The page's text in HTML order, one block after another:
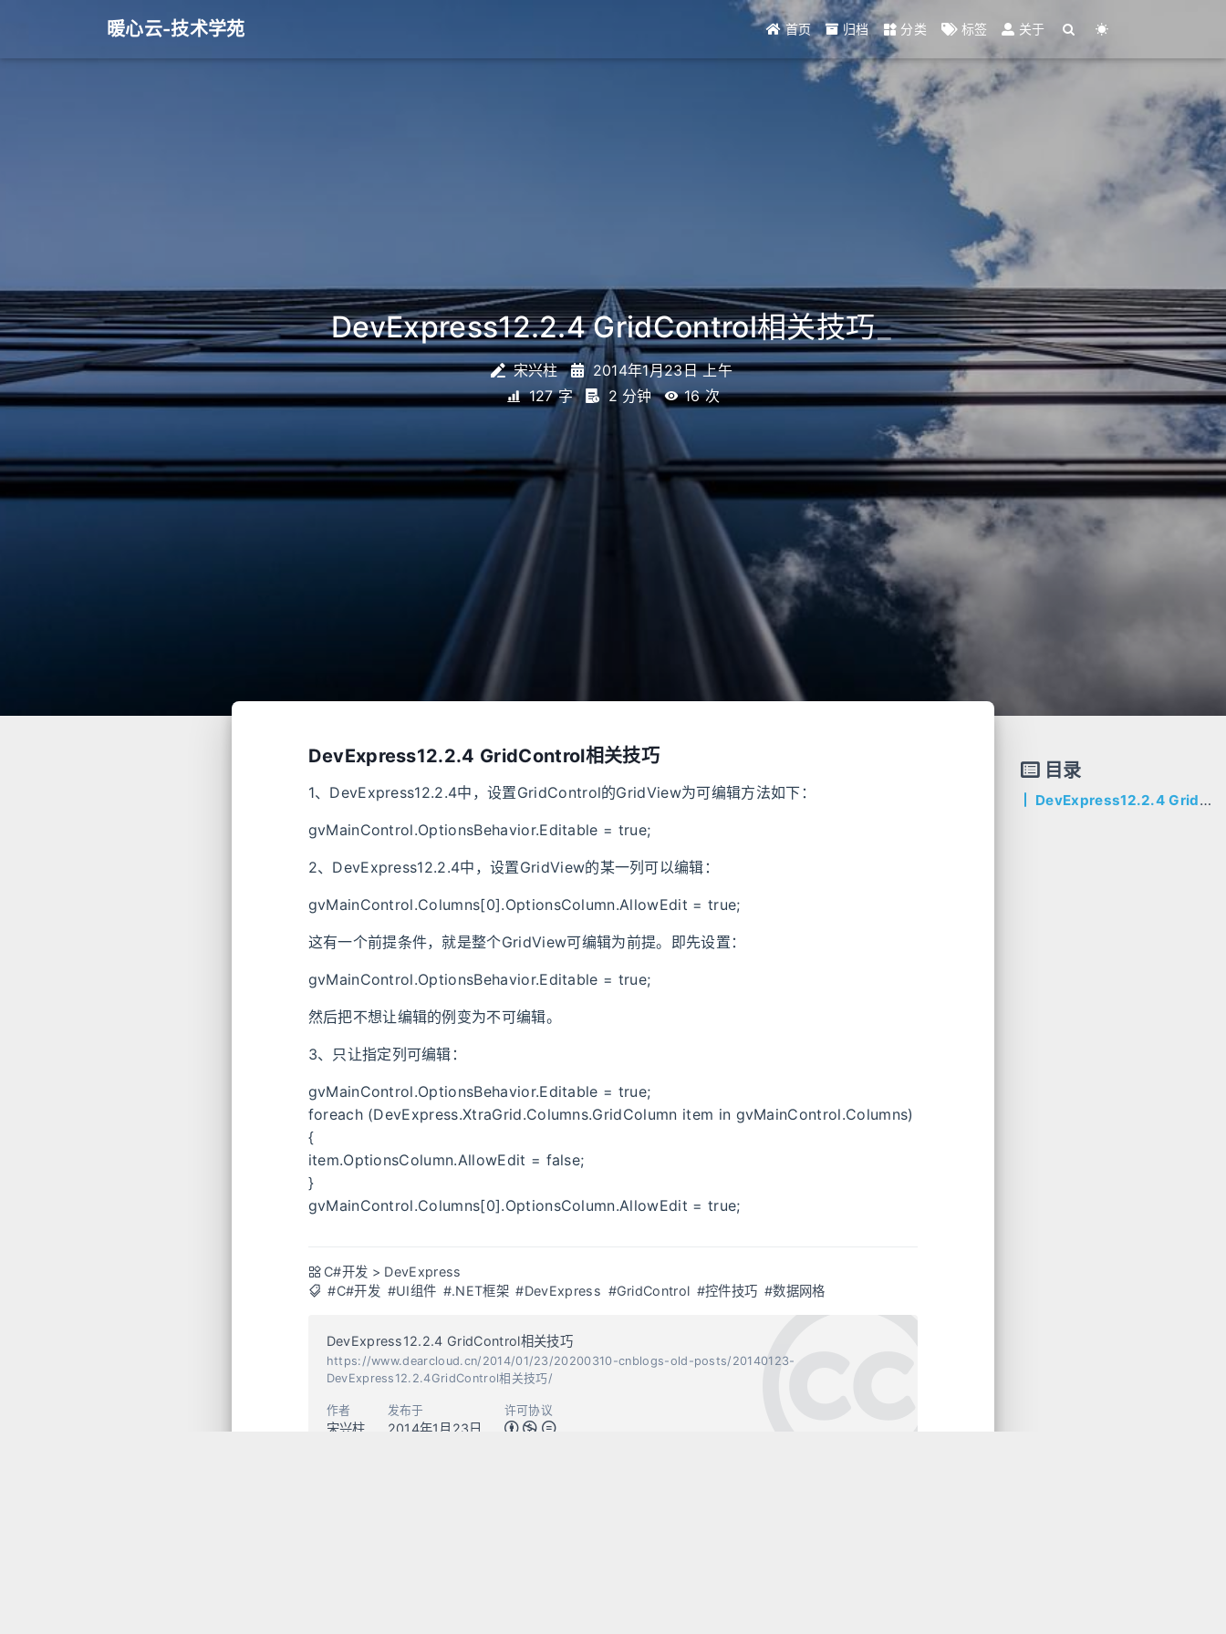
暖心云-技术学苑 首页 归档 分类 标签 关于
DevExpress12.2.4 GridControl相关技巧_
宋兴柱
2014年1月23日 上午
127 字
2 分钟 16次
DevExpress12.2.4 GridControl相关技巧
1、DevExpress12.2.4中，设置GridControl的GridView为可编辑方法如下：
gvMainControl.OptionsBehavior.Editable = true;
2、DevExpress12.2.4中，设置GridView的某一列可以编辑：
gvMainControl.Columns[0].OptionsColumn.AllowEdit = true;
这有一个前提条件，就是整个GridView可编辑为前提。即先设置：
gvMainControl.OptionsBehavior.Editable = true;
然后把不想让编辑的例变为不可编辑。
3、只让指定列可编辑：
gvMainControl.OptionsBehavior.Editable = true;
foreach (DevExpress.XtraGrid.Columns.GridColumn item in gvMainControl.Columns)
{
item.OptionsColumn.AllowEdit = false;
}
gvMainControl.Columns[0].OptionsColumn.AllowEdit = true;
C#开发 > DevExpress
#C#开发 #UI组件 #.NET框架 #DevExpress #GridControl #控件技巧 #数据网格
DevExpress12.2.4 GridControl相关技巧
https://www.dearcloud.cn/2014/01/23/20200310-cnblogs-old-posts/20140123-
DevExpress12.2.4GridControl相关技巧/
作者
宋兴柱
发布于
2014年1月23日
许可协议
目录
DevExpress12.2.4 GridControl相关技巧